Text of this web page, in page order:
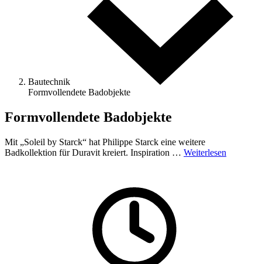
Bautechnik
Formvollendete ­Badobjekte
Formvollendete ­Badobjekte
Mit „Soleil by Starck“ hat Philippe Starck eine weitere
Badkollektion für Duravit kreiert. Inspiration … Weiterlesen